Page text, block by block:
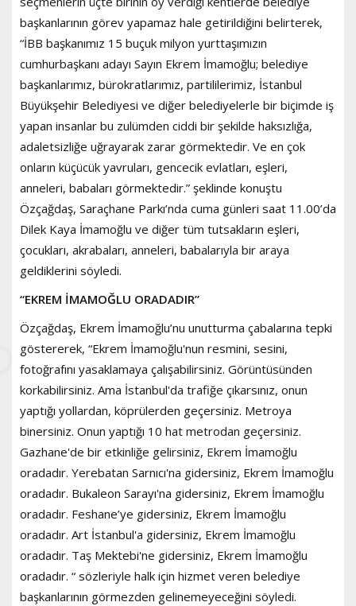
başkanlarının görev yapamaz hale getirildiğini belirterek,
“İBB başkanımız 15 buçuk milyon yurttaşımızın
cumhurbaşkanı adayı Sayın Ekrem İmamoğlu; belediye
başkanlarımız, bürokratlarımız, partililerimiz, İstanbul
Büyükşehir Belediyesi ve diğer belediyelerle bir biçimde iş
yapan insanlar bu zulümden ciddi bir şekilde haksızlığa,
adaletsizliğe uğrayarak zarar görmektedir. Ve en çok
onların küçücük yavruları, gencecik evlatları, eşleri,
anneleri, babaları görmektedir.” şeklinde konuştu
Özçağdaş, Saraçhane Parkı’nda cuma günleri saat 11.00’da
Dilek Kaya İmamoğlu ve diğer tüm tutsakların eşleri,
çocukları, akrabaları, anneleri, babalarıyla bir araya
geldiklerini söyledi.
“EKREM İMAMOĞLU ORADADIR”
Özçağdaş, Ekrem İmamoğlu’nu unutturma çabalarına tepki
göstererek, “Ekrem İmamoğlu'nun resmini, sesini,
fotoğrafını yasaklamaya çalışabilirsiniz. Görüntüsünden
korkabilirsiniz. Ama İstanbul'da trafiğe çıkarsınız, onun
yaptığı yollardan, köprülerden geçersiniz. Metroya
binersiniz. Onun yaptığı 10 hat metrodan geçersiniz.
Gazhane'de bir etkinliğe gelirsiniz, Ekrem İmamoğlu
oradadır. Yerebatan Sarnıcı'na gidersiniz, Ekrem İmamoğlu
oradadır. Bukaleon Sarayı'na gidersiniz, Ekrem İmamoğlu
oradadır. Feshane’ye gidersiniz, Ekrem İmamoğlu
oradadır. Art İstanbul'a gidersiniz, Ekrem İmamoğlu
oradadır. Taş Mektebi'ne gidersiniz, Ekrem İmamoğlu
oradadır. “ sözleriyle halk için hizmet veren belediye
başkanlarının görmezden gelinemeyeceğini söyledi.